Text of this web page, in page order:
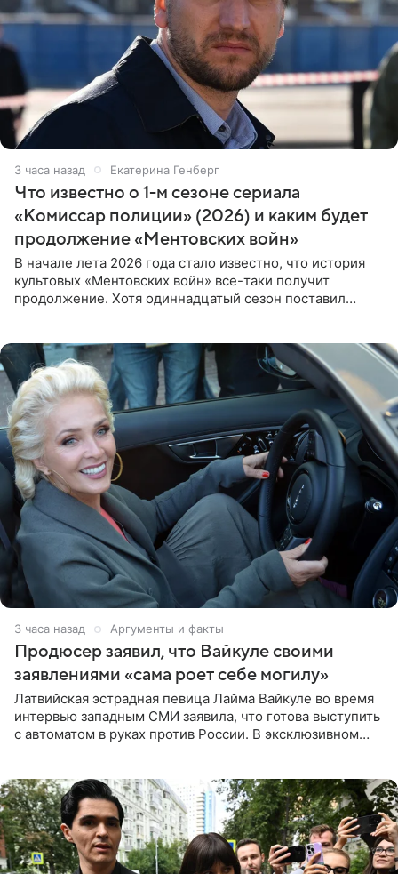
3 часа назад Екатерина Генберг
Что известно о 1-м сезоне сериала
«Комиссар полиции» (2026) и каким будет
продолжение «Ментовских войн»
В начале лета 2026 года стало известно, что история
культовых «Ментовских войн» все-таки получит
продолжение. Хотя одиннадцатый сезон поставил
3 часа назад Аргументы и факты
Продюсер заявил, что Вайкуле своими
заявлениями «сама роет себе могилу»
Латвийская эстрадная певица Лайма Вайкуле во время
интервью западным СМИ заявила, что готова выступить
с автоматом в руках против России. В эксклюзивном